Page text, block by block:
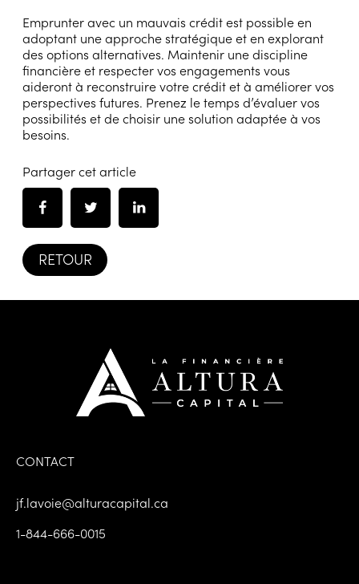
Emprunter avec un mauvais crédit est possible en
adoptant une approche stratégique et en explorant
des options alternatives. Maintenir une discipline
financière et respecter vos engagements vous
aideront à reconstruire votre crédit et à améliorer vos
perspectives futures. Prenez le temps d’évaluer vos
possibilités et de choisir une solution adaptée à vos
besoins.
Partager cet article
RETOUR
CONTACT
jf.lavoie@alturacapital.ca
1-844-666-0015